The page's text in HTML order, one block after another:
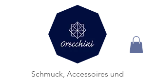
Schmuck, Accessoires und